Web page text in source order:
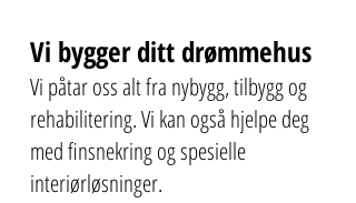
Vi bygger ditt drømmehus
Vi påtar oss alt fra nybygg, tilbygg og
rehabilitering. Vi kan også hjelpe deg
med finsnekring og spesielle
interiørløsninger.